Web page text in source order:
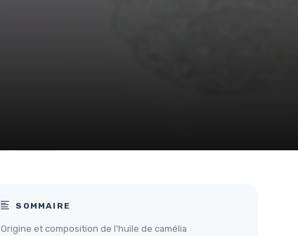
SOMMAIRE
Origine et composition de l’huile de camélia